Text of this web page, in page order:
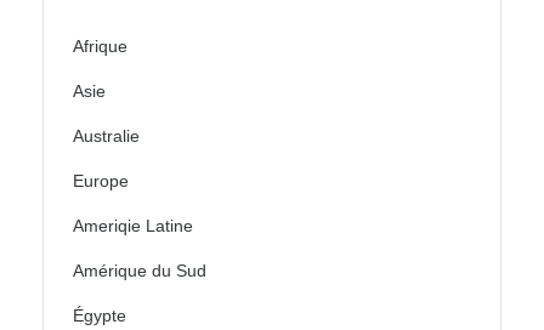
Afrique
Asie
Australie
Europe
Ameriqie Latine
Amérique du Sud
Égypte